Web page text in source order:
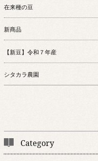
在来種の豆
新商品
【新豆】令和７年産
シタカラ農園
Category